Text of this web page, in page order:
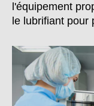
l'équipement
le lubrifiant pour